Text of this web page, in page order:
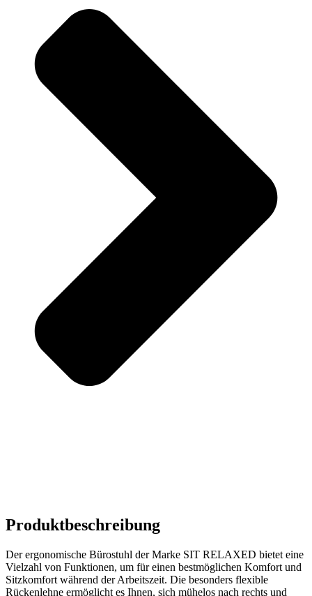
Produktbeschreibung
Der ergonomische Bürostuhl der Marke SIT RELAXED bietet eine
Vielzahl von Funktionen, um für einen bestmöglichen Komfort und
Sitzkomfort während der Arbeitszeit. Die besonders flexible
Rückenlehne ermöglicht es Ihnen, sich mühelos nach rechts und